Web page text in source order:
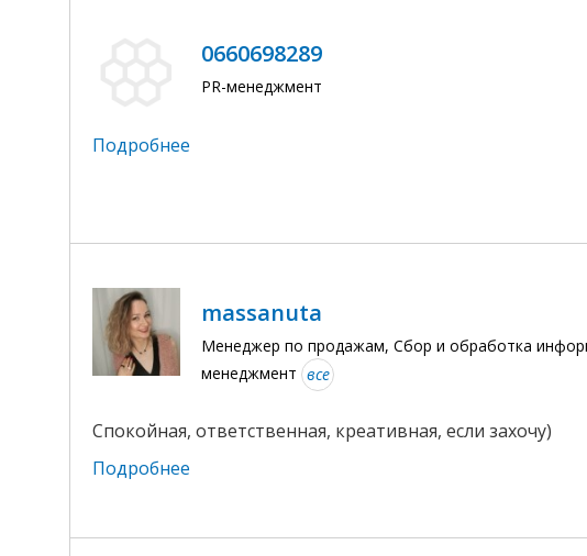
0660698289
PR-менеджмент
Подробнее
massanuta
Менеджер по продажам, Сбор и обработка
менеджмент все
Спокойная, ответственная, креативная, если захочу)
Подробнее